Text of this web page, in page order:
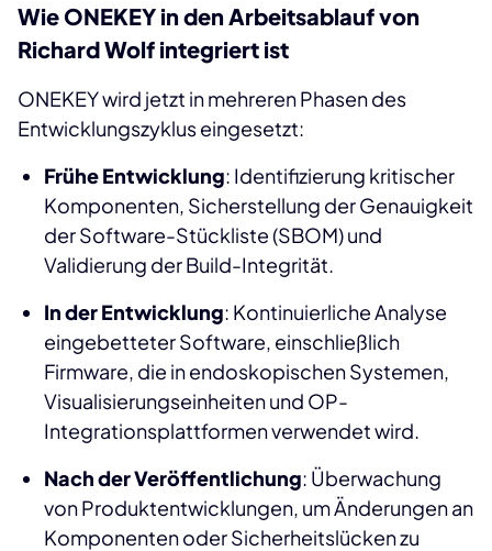
Wie ONEKEY in den Arbeitsablauf von
Richard Wolf integriert ist
ONEKEY wird jetzt in mehreren Phasen des
Entwicklungszyklus eingesetzt:
Frühe Entwicklung: Identifizierung kritischer
Komponenten, Sicherstellung der Genauigkeit
der Software-Stückliste (SBOM) und
Validierung der Build-Integrität.
In der Entwicklung: Kontinuierliche Analyse
eingebetteter Software, einschließlich
Firmware, die in endoskopischen Systemen,
Visualisierungseinheiten und OP-
Integrationsplattformen verwendet wird.
Nach der Veröffentlichung: Überwachung
von Produktentwicklungen, um Änderungen an
Komponenten oder Sicherheitslücken zu